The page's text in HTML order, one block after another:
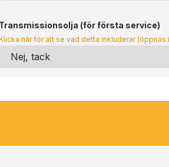
Transmissionsolja (för första service)
här för att se vad detta inkluderar